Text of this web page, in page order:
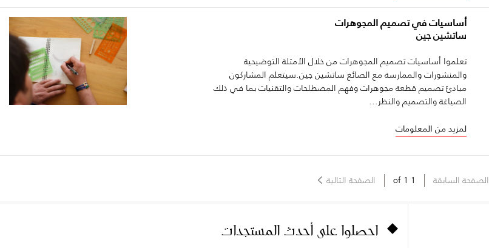
أساسيات في تصميم المجوهرات
ساتشين جين
تعلموا أساسيات تصميم المجوهرات من خلال الأمثلة التوضيحية
والمنشورات والممارسة مع الصائغ ساتشين جين.سيتعلم المشاركون
مبادئ تصميم قطعة مجوهرات وفهم المصطلحات والتقنيات بما في ذلك
الصياغة والتصميم والنظر...
لمزيد من المعلومات
الصفحة السابقة 1
1 الصفحة التالية
احصلوا على أحدث المستجدات